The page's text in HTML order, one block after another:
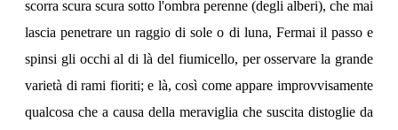
scorra scura scura sotto l'ombra perenne (degli alberi), che mai
lascia penetrare un raggio di sole o di luna, Fermai il passo e
spinsi gli occhi al di là del fiumicello, per osservare la grande
varietà di rami fioriti; e là, così come appare improvvisamente
qualcosa che a causa della meraviglia che suscita distoglie da